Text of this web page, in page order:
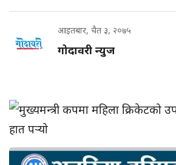
आइतबार, चैत ३, २०७५
गोदावरी न्युज